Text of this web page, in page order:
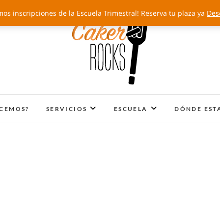
inscripciones de la Escuela Trimestral! Reserva tu plaza ya
Rocks
SERVICIOS ESCUELA DÓNDE